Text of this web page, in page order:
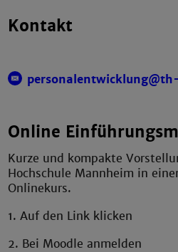
Kontakt
Online
Kurze und kompakte
Hochschule Mannheim in
Onlinekurs.
1. Auf den Link klicken
2. Bei Moodle anmelden